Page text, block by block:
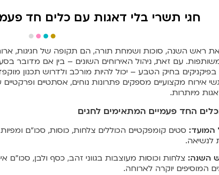
חגי תשרי בלי דאגות עם כלים חד
את ראש השנה, סוכות ושמחת תורה, הם תקופה של חגיגות,
עם זאת, ניהול האירוחים השונים – בין אם מדובר
בחיק הטבע – יכול להיות מורכב ולדרוש תכנון
אירוח מקצועיים מספקים פתרונות נוחים, אסתטיים
מיותרות.
החד פעמיים המתאימים לחגים
המועד: סטים קומפקטיים הכוללים צלחות, כוסות, סכו"ם
לנשיאה.
השנה: צלחות וכוסות מעוצבות בגווני זהב, כסף ולבן, סכו"ם
המוסיפים יוקרה לארוחה.